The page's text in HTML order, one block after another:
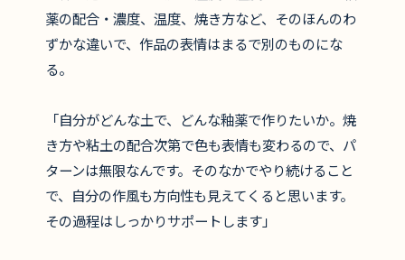
薬の配合・濃度、温度、焼き方など、そのほんのわ
ずかな違いで、作品の表情はまるで別のものにな
る。
「自分がどんな土で、どんな釉薬で作りたいか。焼
き方や粘土の配合次第で色も表情も変わるので、パ
ターンは無限なんです。そのなかでやり続けること
で、自分の作風も方向性も見えてくると思います。
その過程はしっかりサポートします」